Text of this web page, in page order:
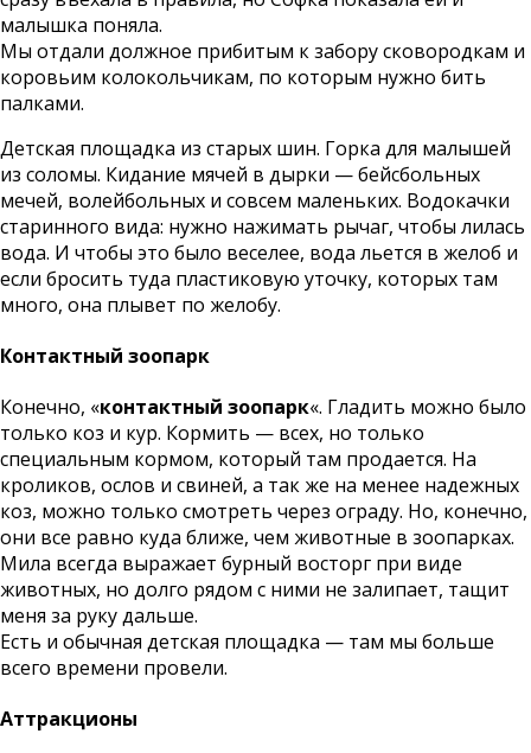
малышка поняла.
Мы отдали должное прибитым к забору сковородкам и
коровьим колокольчикам, по которым нужно бить
палками.
Детская площадка из старых шин. Горка для малышей
из соломы. Кидание мячей в дырки — бейсбольных
мечей, волейбольных и совсем маленьких. Водокачки
старинного вида: нужно нажимать рычаг, чтобы лилась
вода. И чтобы это было веселее, вода льется в желоб и
если бросить туда пластиковую уточку, которых там
много, она плывет по желобу.
Контактный зоопарк
Конечно, «контактный зоопарк«. Гладить можно было
только коз и кур. Кормить — всех, но только
специальным кормом, который там продается. На
кроликов, ослов и свиней, а так же на менее надежных
коз, можно только смотреть через ограду. Но, конечно,
они все равно куда ближе, чем животные в зоопарках.
Мила всегда выражает бурный восторг при виде
животных, но долго рядом с ними не залипает, тащит
меня за руку дальше.
Есть и обычная детская площадка — там мы больше
всего времени провели.
Аттракционы